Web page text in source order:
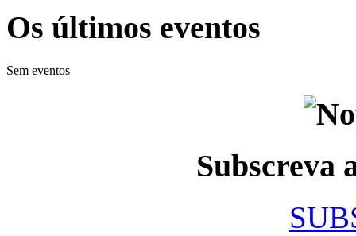
Os últimos eventos
Sem eventos
Subscreva